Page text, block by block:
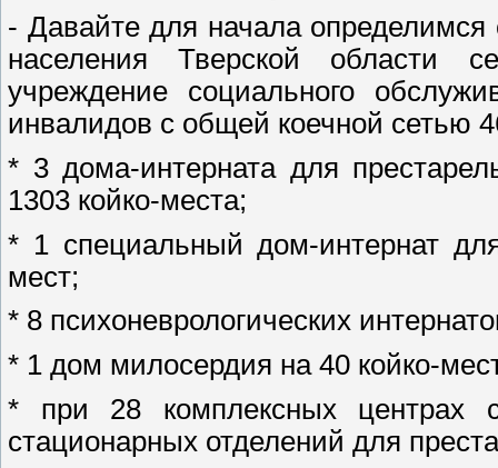
- Давайте для начала
населения Тверской области
учреждение социального
инвалидов с общей коечной сетью
* 3 дома-интерната для
1303 койко-места;
* 1 специальный дом-интернат
мест;
* 8 психоневрологических
* 1 дом милосердия на 40 койко-
* при 28 комплексных центрах
стационарных отделений для